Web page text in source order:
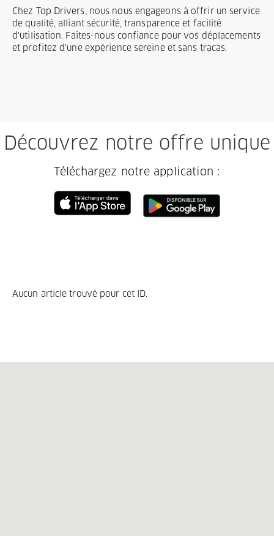
Chez Top Drivers, nous nous engageons à offrir un service
de qualité, alliant sécurité, transparence et facilité
d'utilisation. Faites-nous confiance pour vos déplacements
et profitez d'une expérience sereine et sans tracas.
Découvrez notre offre unique
Téléchargez notre application :
Aucun article trouvé pour cet ID.